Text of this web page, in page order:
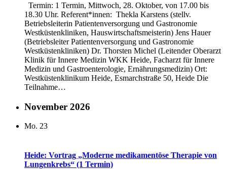
Termin: 1 Termin, Mittwoch, 28. Oktober, von 17.00 bis
18.30 Uhr. Referent*innen: Thekla Karstens (stellv.
Betriebsleiterin Patientenversorgung und Gastronomie
Westküstenkliniken, Hauswirtschaftsmeisterin) Jens Hauer
(Betriebsleiter Patientenversorgung und Gastronomie
Westküstenkliniken) Dr. Thorsten Michel (Leitender Oberarzt
Klinik für Innere Medizin WKK Heide, Facharzt für Innere
Medizin und Gastroenterologie, Ernährungsmedizin) Ort:
Westküstenklinikum Heide, Esmarchstraße 50, Heide Die
Teilnahme…
November 2026
Mo. 23
Heide: Vortrag „Moderne medikamentöse Therapie von
Lungenkrebs“ (1 Termin)